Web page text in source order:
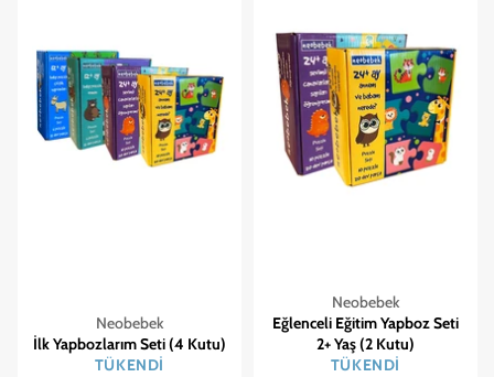
Neobebek
İlk Yapbozlarım Seti (4 Kutu)
TÜKENDI
Neobebek
Eğlenceli Eğitim Yapboz Seti
2+ Yaş (2 Kutu)
TÜKENDI